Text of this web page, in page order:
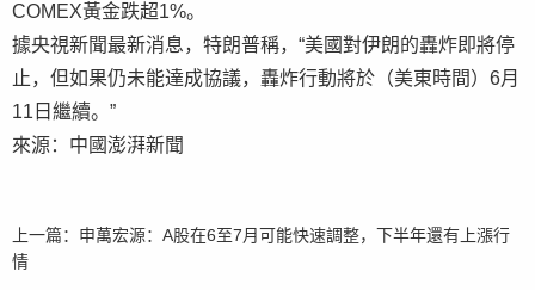
COMEX黃金跌超1%。
據央視新聞最新消息，特朗普稱，“美國對伊朗的轟炸即將停
止，但如果仍未能達成協議，轟炸行動將於（美東時間）6月
11日繼續。”
來源：中國澎湃新聞
上一篇： 申萬宏源：A股在6至7月可能快速調整，下半年還有上漲行
情